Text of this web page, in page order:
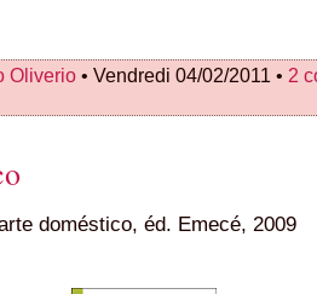
Oliverio • Vendredi 04/02/2011 • 2
doméstico, éd. Emecé, 2009